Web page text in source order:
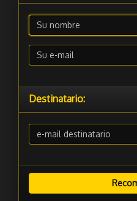
Destinatario: